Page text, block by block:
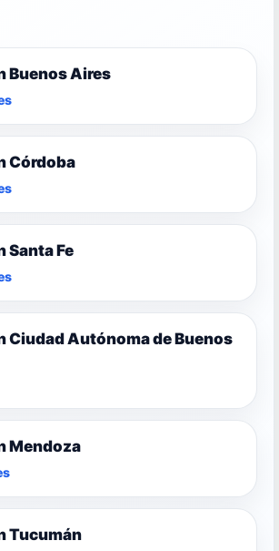
Buenos Aires
Córdoba
Santa Fe
Ciudad Autónoma de Buenos
Mendoza
Tucumán